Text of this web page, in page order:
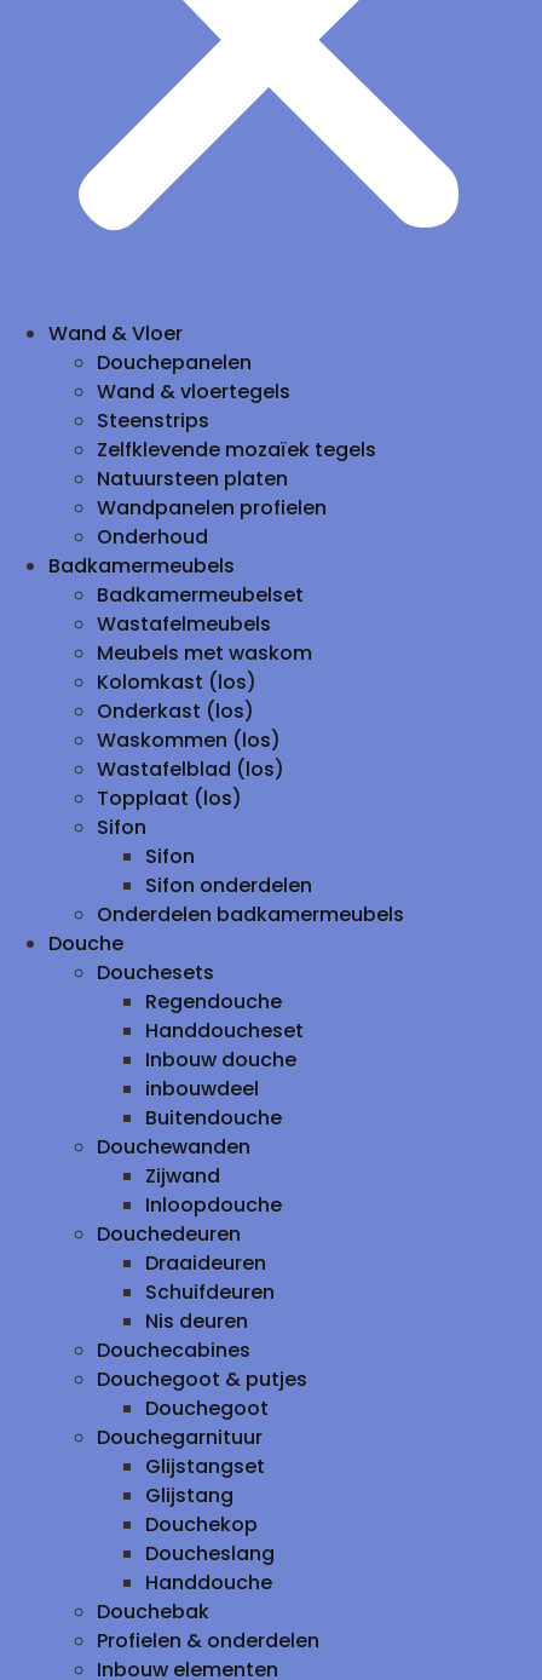
Wand & Vloer
Douchepanelen
Wand & vloertegels
Steenstrips
Zelfklevende mozaïek tegels
Natuursteen platen
Wandpanelen profielen
Onderhoud
Badkamermeubels
Badkamermeubelset
Wastafelmeubels
Meubels met waskom
Kolomkast (los)
Onderkast (los)
Waskommen (los)
Wastafelblad (los)
Topplaat (los)
Sifon
Sifon
Sifon onderdelen
Onderdelen badkamermeubels
Douche
Douchesets
Regendouche
Handdoucheset
Inbouw douche
inbouwdeel
Buitendouche
Douchewanden
Zijwand
Inloopdouche
Douchedeuren
Draaideuren
Schuifdeuren
Nis deuren
Douchecabines
Douchegoot & putjes
Douchegoot
Douchegarnituur
Glijstangset
Glijstang
Douchekop
Doucheslang
Handdouche
Douchebak
Profielen & onderdelen
Inbouw elementen